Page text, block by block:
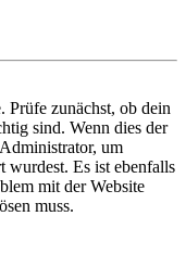
zunächst, ob dein
sind. Wenn dies der
um
wurdest. Es ist ebenfalls
mit der Website
muss.